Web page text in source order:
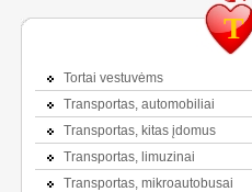
T
Tortai vestuvėms
Transportas, automobiliai
Transportas, kitas įdomus
Transportas, limuzinai
Transportas, mikroautobusai